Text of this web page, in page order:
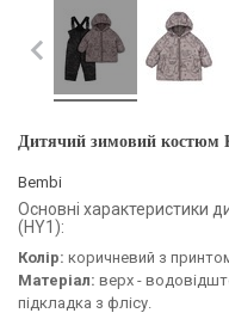
Дитячий зимовий костюм
Bembi
Основні характеристики
(HY1):
Колір: коричневий з
Матеріал: верх -
підкладка з флісу.